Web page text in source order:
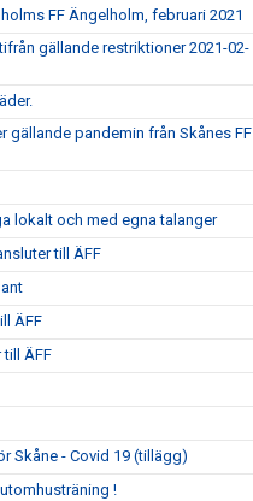
FF Ängelholm, februari 2021
gällande restriktioner 2021-02-
gällande pandemin från Skånes FF
lokalt och med egna talanger
till ÄFF
ÄFF
ÄFF
Skåne - Covid 19 (tillägg)
!